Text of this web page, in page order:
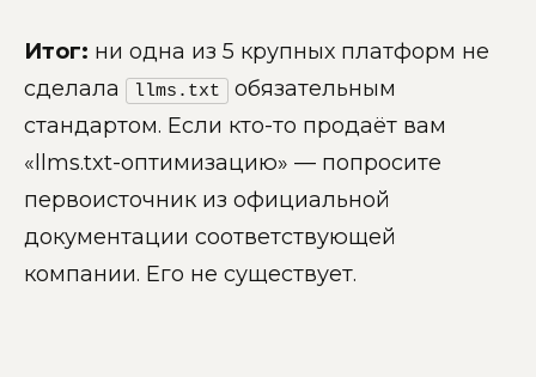
Итог: ни одна из 5 крупных платформ не
сделала
llms.txt
обязательным
стандартом. Если кто-то продаёт вам
«llms.txt-оптимизацию» — попросите
первоисточник из официальной
документации соответствующей
компании. Его не существует.